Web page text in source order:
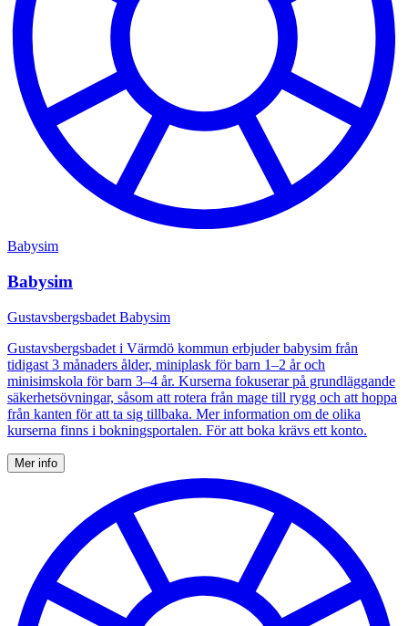
Babysim
Babysim
Gustavsbergsbadet Babysim
Gustavsbergsbadet i Värmdö kommun erbjuder babysim från
tidigast 3 månaders ålder, miniplask för barn 1–2 år och
minisimskola för barn 3–4 år. Kurserna fokuserar på grundläggande
säkerhetsövningar, såsom att rotera från mage till rygg och att hoppa
från kanten för att ta sig tillbaka. Mer information om de olika
kurserna finns i bokningsportalen. För att boka krävs ett konto.
Mer info